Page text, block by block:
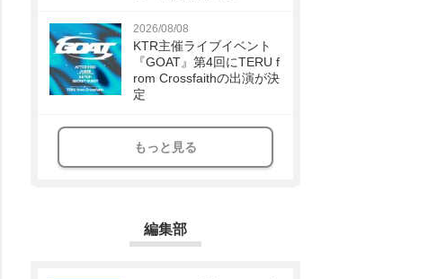
2026/08/08
KTR主催ライブイベント
『GOAT』第4回にTERU f
rom Crossfaithの出演が決
定
もっと見る
編集部